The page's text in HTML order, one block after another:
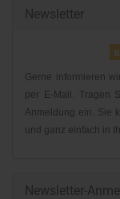
Newsletter
Gerne informieren
per E-Mail. Tragen
Anmeldung ein. Sie
und ganz einfach in
Newsletter-